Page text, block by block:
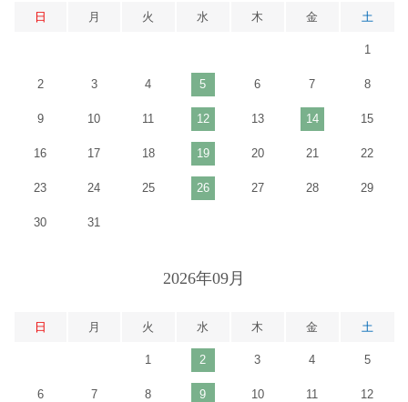
日 月 火 水 木 金 土
1
2 3 4 5 6 7 8
9 10 11 12 13 14 15
16 17 18 19 20 21 22
23 24 25 26 27 28 29
30 31
2026年09月
日 月 火 水 木 金 土
1 2 3 4 5
6 7 8 9 10 11 12